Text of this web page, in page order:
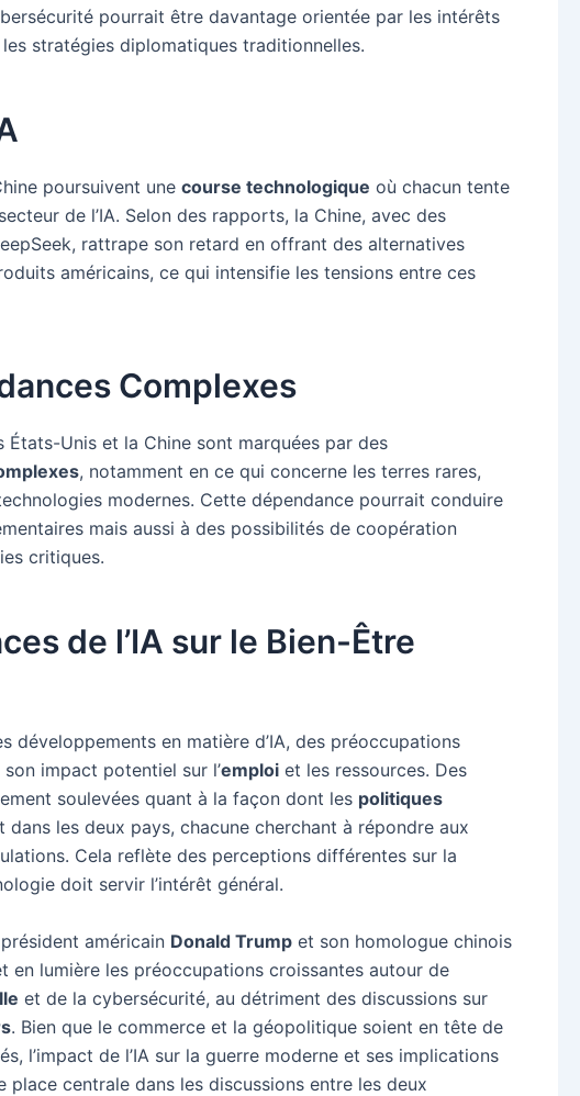
pourrait être davantage orientée par les intérêts
stratégies diplomatiques traditionnelles.
poursuivent une course technologique où chacun tente
de l’IA. Selon des rapports, la Chine, avec des
rattrape son retard en offrant des alternatives
américains, ce qui intensifie les tensions entre ces
Complexes
États-Unis et la Chine sont marquées par des
, notamment en ce qui concerne les terres rares,
modernes. Cette dépendance pourrait conduire
mais aussi à des possibilités de coopération
critiques.
de l’IA sur le Bien-Être
développements en matière d’IA, des préoccupations
impact potentiel sur l’emploi et les ressources. Des
soulevées quant à la façon dont les politiques
dans les deux pays, chacune cherchant à répondre aux
Cela reflète des perceptions différentes sur la
doit servir l’intérêt général.
américain Donald Trump et son homologue chinois
en lumière les préoccupations croissantes autour de
et de la cybersécurité, au détriment des discussions sur
. Bien que le commerce et la géopolitique soient en tête de
l’impact de l’IA sur la guerre moderne et ses implications
place centrale dans les discussions entre les deux